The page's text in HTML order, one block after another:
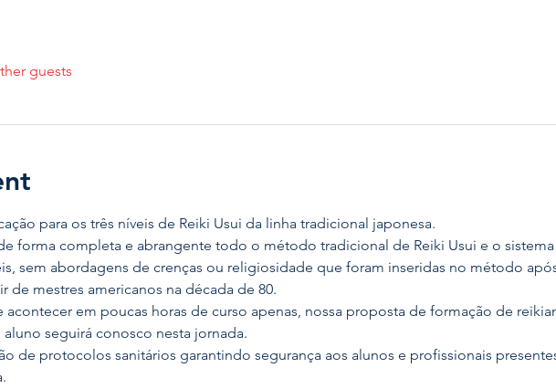
guests
para os três níveis de Reiki Usui da linha tradicional japonesa.
forma completa e abrangente todo o método tradicional de Reiki Usui e o sistema
sem abordagens de crenças ou religiosidade que foram inseridas no método
de mestres americanos na década de 80.
acontecer em poucas horas de curso apenas, nossa proposta de formação de
seguirá conosco nesta jornada.
de protocolos sanitários garantindo segurança aos alunos e profissionais